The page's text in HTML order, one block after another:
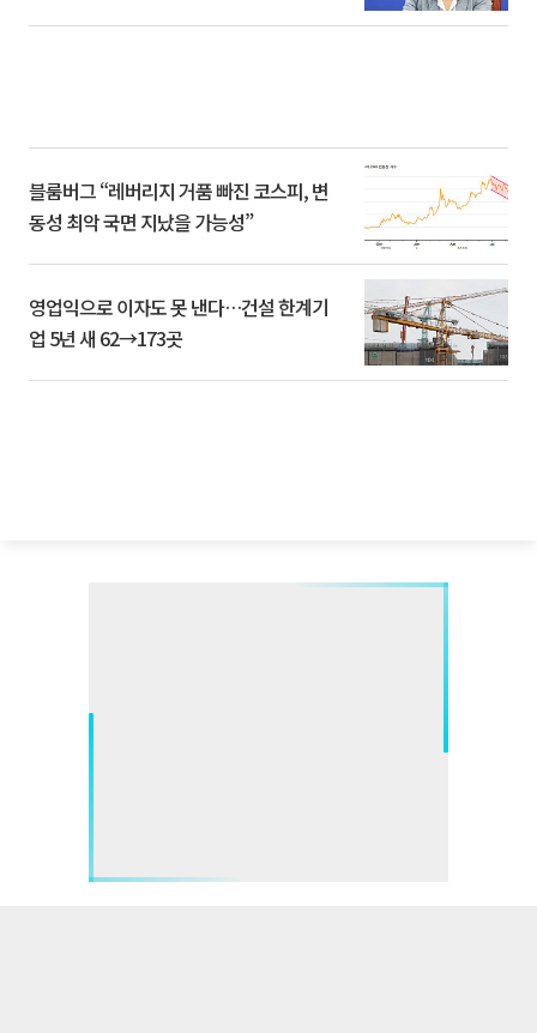
블룸버그 “레버리지 거품 빠진 코스피, 변
동성 최악 국면 지났을 가능성”
영업익으로 이자도 못 낸다…건설 한계기
업 5년 새 62→173곳